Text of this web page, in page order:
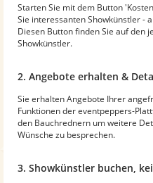
Starten Sie mit dem Button
Sie interessanten Showkünstler -
Diesen Button finden Sie auf den
Showkünstler.
2. Angebote erhalten &
Sie erhalten Angebote Ihrer
Funktionen der eventpeppers-
den Bauchrednern um weitere
Wünsche zu besprechen.
3. Showkünstler buchen,